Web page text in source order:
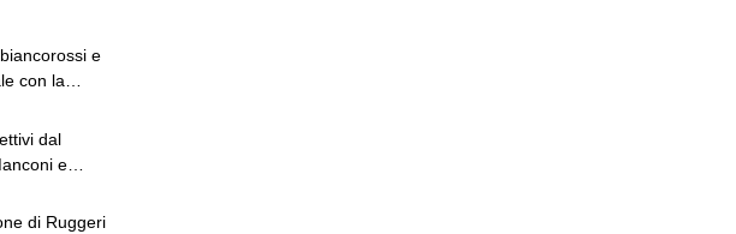
e
con la
dal
e
di Ruggeri